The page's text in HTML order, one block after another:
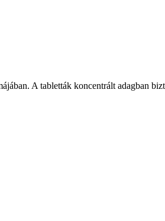
A tabletták koncentrált adagban